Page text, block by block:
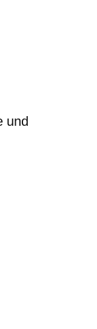
und